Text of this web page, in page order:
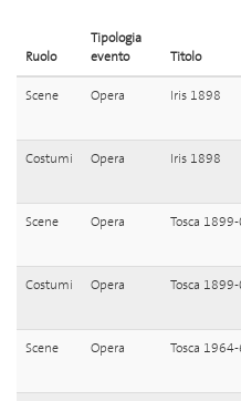
Ruolo
Tipologia
evento
Titolo
Scene Opera Iris 1898
Costumi Opera Iris 1898
Scene Opera Tosca
Costumi Opera Tosca
Scene Opera Tosca